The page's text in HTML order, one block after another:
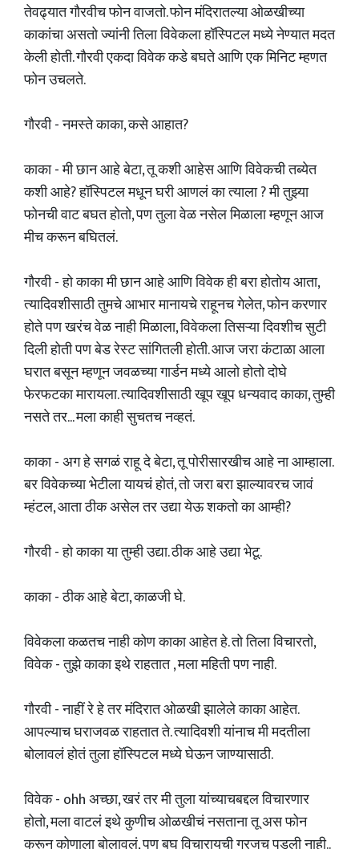
तेवढ्यात गौरवीच फोन वाजतो. फोन मंदिरातल्या ओळखीच्या
काकांचा असतो ज्यांनी तिला विवेकला हॉस्पिटल मध्ये नेण्यात मदत
केली होती. गौरवी एकदा विवेक कडे बघते आणि एक मिनिट म्हणत
फोन उचलते.
गौरवी - नमस्ते काका, कसे आहात?
काका - मी छान आहे बेटा, तू कशी आहेस आणि विवेकची तब्येत
कशी आहे? हॉस्पिटल मधून घरी आणलं का त्याला ? मी तुझ्या
फोनची वाट बघत होतो, पण तुला वेळ नसेल मिळाला म्हणून आज
मीच करून बघितलं.
गौरवी - हो काका मी छान आहे आणि विवेक ही बरा होतोय आता,
त्यादिवशीसाठी तुमचे आभार मानायचे राहूनच गेलेत, फोन करणार
होते पण खरंच वेळ नाही मिळाला, विवेकला तिसऱ्या दिवशीच सुटी
दिली होती पण बेड रेस्ट सांगितली होती. आज जरा कंटाळा आला
घरात बसून म्हणून जवळच्या गार्डन मध्ये आलो होतो दोघे
फेरफटका मारायला. त्यादिवशीसाठी खूप खूप धन्यवाद काका, तुम्ही
नसते तर... मला काही सुचतच नव्हतं.
काका - अग हे सगळं राहू दे बेटा, तू पोरीसारखीच आहे ना आम्हाला.
बर विवेकच्या भेटीला यायचं होतं, तो जरा बरा झाल्यावरच जावं
म्हंटल, आता ठीक असेल तर उद्या येऊ शकतो का आम्ही?
गौरवी - हो काका या तुम्ही उद्या. ठीक आहे उद्या भेटू.
काका - ठीक आहे बेटा, काळजी घे.
विवेकला कळतच नाही कोण काका आहेत हे. तो तिला विचारतो,
विवेक - तुझे काका इथे राहतात , मला महिती पण नाही.
गौरवी - नाहीं रे हे तर मंदिरात ओळखी झालेले काका आहेत.
आपल्याच घराजवळ राहतात ते. त्यादिवशी यांनाच मी मदतीला
बोलावलं होतं तुला हॉस्पिटल मध्ये घेऊन जाण्यासाठी.
विवेक - ohh अच्छा, खरं तर मी तुला यांच्याचबद्दल विचारणार
होतो, मला वाटलं इथे कुणीच ओळखीचं नसताना तू अस फोन